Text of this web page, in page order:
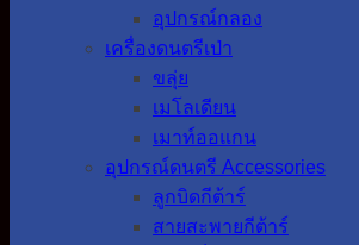
อุปกรณ์กลอง
เครื่องดนตรีเป่า
ขลุ่ย
เมโลเดียน
เมาท์ออแกน
อุปกรณ์ดนตรี Accessories
ลูกบิดกีต้าร์
สายสะพายกีต้าร์